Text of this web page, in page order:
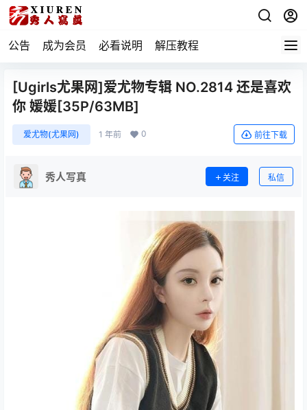
公告 成为会员 必看说明 解压教程
[Ugirls尤果网]爱尤物专辑 NO.2814 还是喜欢
你 媛媛[35P/63MB]
爱尤物(尤果网) 1 年前 0 前往下载
秀人写真 关注 私信